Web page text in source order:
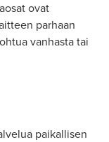
ovat
parhaan
vanhasta tai
paikallisen